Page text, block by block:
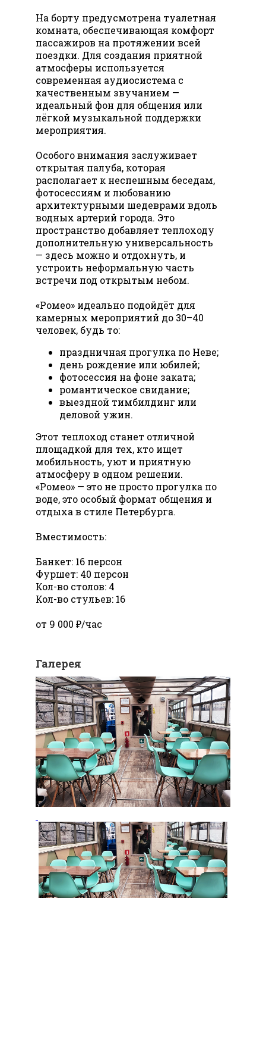
На борту предусмотрена туалетная
комната, обеспечивающая комфорт
пассажиров на протяжении всей
поездки. Для создания приятной
атмосферы используется
современная аудиосистема с
качественным звучанием —
идеальный фон для общения или
лёгкой музыкальной поддержки
мероприятия.
Особого внимания заслуживает
открытая палуба, которая
располагает к неспешным беседам,
фотосессиям и любованию
архитектурными шедеврами вдоль
водных артерий города. Это
пространство добавляет теплоходу
дополнительную универсальность
— здесь можно и отдохнуть, и
устроить неформальную часть
встречи под открытым небом.
«Ромео» идеально подойдёт для
камерных мероприятий до 30–40
человек, будь то:
праздничная прогулка по Неве;
день рождение или юбилей;
фотосессия на фоне заката;
романтическое свидание;
выездной тимбилдинг или
деловой ужин.
Этот теплоход станет отличной
площадкой для тех, кто ищет
мобильность, уют и приятную
атмосферу в одном решении.
«Ромео» — это не просто прогулка по
воде, это особый формат общения и
отдыха в стиле Петербурга.
Вместимость:
Банкет: 16 персон
Фуршет: 40 персон
Кол-во столов: 4
Кол-во стульев: 16
от 9 000 ₽/час
Галерея